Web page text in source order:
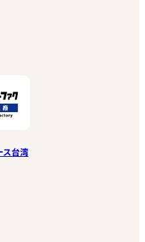
ス台湾